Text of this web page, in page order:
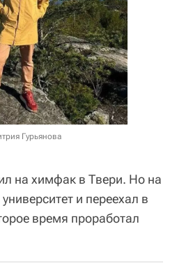
Гурьянова
на химфак в Твери. Но на
и переехал в
время проработал